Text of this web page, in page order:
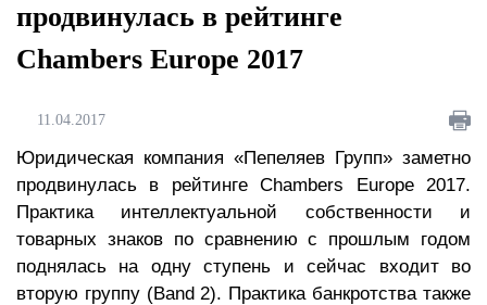
Español
Français
日本語
Português
Türkçe
продвинулась в рейтинге
Chambers Europe 2017
11.04.2017
Юридическая компания «Пепеляев Групп» заметно
продвинулась в рейтинге Chambers Europe 2017.
Практика интеллектуальной собственности и
товарных знаков по сравнению с прошлым годом
поднялась на одну ступень и сейчас входит во
вторую группу (Band 2). Практика банкротства также